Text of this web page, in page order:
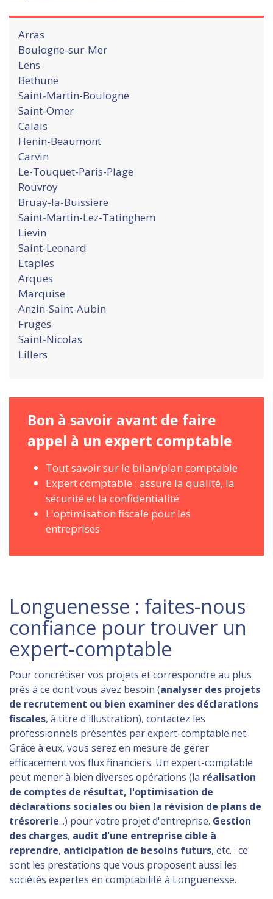
Arras
Boulogne-sur-Mer
Lens
Bethune
Saint-Martin-Boulogne
Saint-Omer
Calais
Henin-Beaumont
Carvin
Le-Touquet-Paris-Plage
Rouvroy
Bruay-la-Buissiere
Saint-Martin-Lez-Tatinghem
Lievin
Saint-Leonard
Etaples
Arques
Marquise
Anzin-Saint-Aubin
Fruges
Saint-Nicolas
Lillers
Bon à savoir avant de faire
appel à un expert comptable
Tout savoir sur le bilan/plan comptable
Expert comptable : assure la qualité, la
sécurité et la confidentialité
L'optimisation fiscale pour les
entreprises
Longuenesse : faites-nous
confiance pour trouver un
expert-comptable
Pour concrétiser vos projets et correspondre au plus
près à ce dont vous avez besoin (analyser des projets
de recrutement ou bien examiner des déclarations
fiscales, à titre d'illustration), contactez les
professionnels présentés par expert-comptable.net.
Grâce à eux, vous serez en mesure de gérer
efficacement vos flux financiers. Un expert-comptable
peut mener à bien diverses opérations (la réalisation
de comptes de résultat, l'optimisation de
déclarations sociales ou bien la révision de plans de
trésorerie...) pour votre projet d'entreprise. Gestion
des charges, audit d'une entreprise cible à
reprendre, anticipation de besoins futurs, etc. : ce
sont les prestations que vous proposent aussi les
sociétés expertes en comptabilité à Longuenesse.